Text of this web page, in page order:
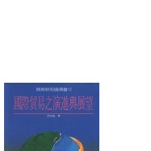
郵寄方式寄送到您